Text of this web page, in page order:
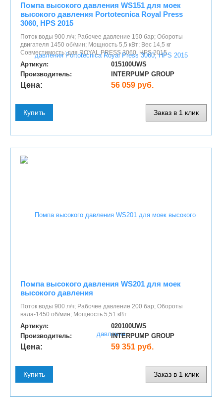
Помпа высокого давления WS151 для моек
высокого давления Portotecnica Royal Press
3060, HPS 2015
Поток воды 900 л/ч; Рабочее давление 150 бар; Обороты
двигателя 1450 об/мин; Мощность 5,5 кВт; Вес 14,5 кг
Совместимость: для ROYAL PRESS 3060, HPS 2015.
Артикул:
015100UWS
Производитель:
INTERPUMP GROUP
Цена: 56 059 руб.
Купить Заказ в 1 клик
Помпа высокого давления WS201 для моек
высокого давления
Поток воды 900 л/ч; Рабочее давление 200 бар; Обороты
вала-1450 об/мин; Мощность 5,51 кВт.
Артикул:
020100UWS
Производитель:
INTERPUMP GROUP
Цена: 59 351 руб.
Купить Заказ в 1 клик